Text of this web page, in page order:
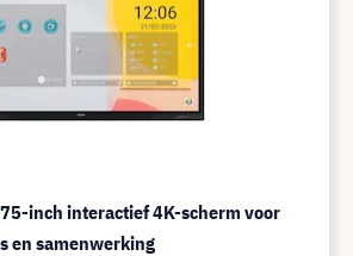
inch interactief 4K-scherm voor
en samenwerking